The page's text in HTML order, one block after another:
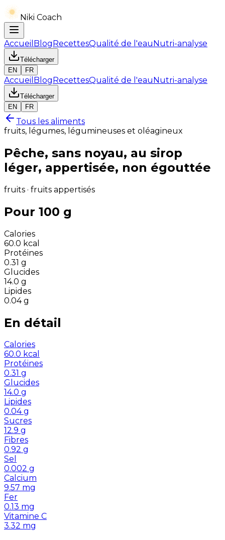
Niki Coach
Accueil BlogRecettesQualité de l'eauNutri-analyse
Télécharger
EN
FR
Accueil BlogRecettesQualité de l'eauNutri-analyse
Télécharger
EN
FR
Tous les aliments
fruits, légumes, légumineuses et oléagineux
Pêche, sans noyau, au sirop
léger, appertisée, non égouttée
fruits · fruits appertisés
Pour 100 g
Calories
60.0 kcal
Protéines
0.31 g
Glucides
14.0 g
Lipides
0.04 g
En détail
Calories
60.0 kcal
Protéines
0.31 g
Glucides
14.0 g
Lipides
0.04 g
Sucres
12.9 g
Fibres
0.92 g
Sel
0.002 g
Calcium
9.57 mg
Fer
0.13 mg
Vitamine C
3.32 mg